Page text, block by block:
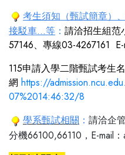
考生須知（甄試簡章）、
接駁車...等 ： 請洽招生組范
57146、專線03-4267161
115申請入學二階甄試考生
網 https://
07%2014:46:32/8
學系甄試相關 ： 請洽企
分機66100,66110，E-mail